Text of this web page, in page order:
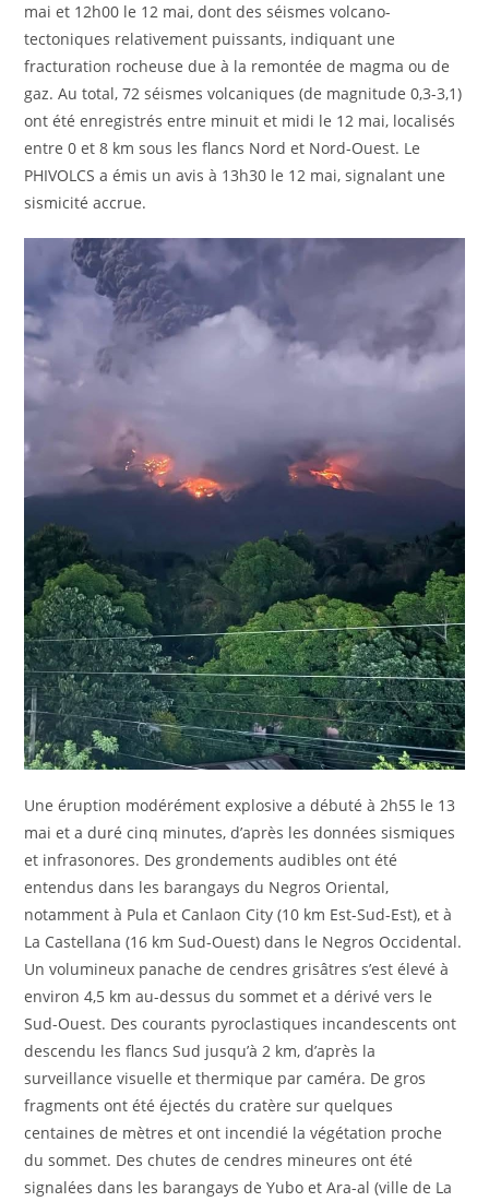
mai et 12h00 le 12 mai, dont des séismes volcano-
tectoniques relativement puissants, indiquant une
fracturation rocheuse due à la remontée de magma ou de
gaz. Au total, 72 séismes volcaniques (de magnitude 0,3-3,1)
ont été enregistrés entre minuit et midi le 12 mai, localisés
entre 0 et 8 km sous les flancs Nord et Nord-Ouest. Le
PHIVOLCS a émis un avis à 13h30 le 12 mai, signalant une
sismicité accrue.
Une éruption modérément explosive a débuté à 2h55 le 13
mai et a duré cinq minutes, d’après les données sismiques
et infrasonores. Des grondements audibles ont été
entendus dans les barangays du Negros Oriental,
notamment à Pula et Canlaon City (10 km Est-Sud-Est), et à
La Castellana (16 km Sud-Ouest) dans le Negros Occidental.
Un volumineux panache de cendres grisâtres s’est élevé à
environ 4,5 km au-dessus du sommet et a dérivé vers le
Sud-Ouest. Des courants pyroclastiques incandescents ont
descendu les flancs Sud jusqu’à 2 km, d’après la
surveillance visuelle et thermique par caméra. De gros
fragments ont été éjectés du cratère sur quelques
centaines de mètres et ont incendié la végétation proche
du sommet. Des chutes de cendres mineures ont été
signalées dans les barangays de Yubo et Ara-al (ville de La